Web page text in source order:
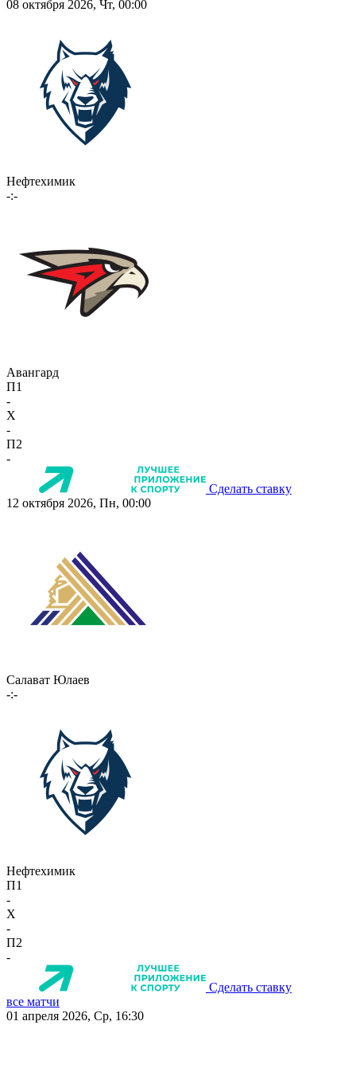
08 октября 2026, Чт, 00:00
Нефтехимик
-:-
Авангард
П1
-
X
-
П2
-
Сделать ставку
12 октября 2026, Пн, 00:00
Салават Юлаев
-:-
Нефтехимик
П1
-
X
-
П2
-
Сделать ставку
все матчи
01 апреля 2026, Ср, 16:30